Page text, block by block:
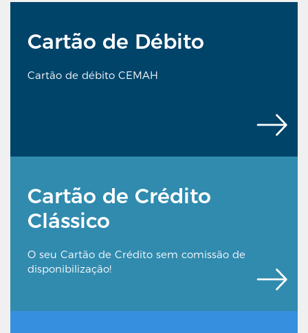
Cartão de Débito
Cartão de débito CEMAH
Cartão de Crédito
Clássico
O seu Cartão de Crédito sem comissão de
disponibilização!